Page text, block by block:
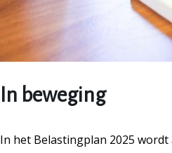
In beweging
In het Belastingplan 2025